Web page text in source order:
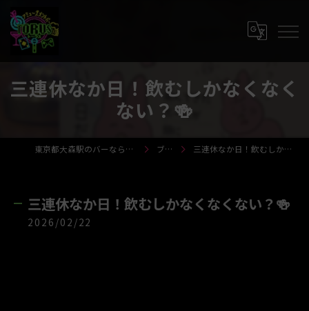
三連休なか日！飲むしかなくなく
ない？🍻
東京都大森駅のバーならTORUS-トーラス- ブログ 三連休なか日！飲むしかなくなくない？🍻
三連休なか日！飲むしかなくなくない？🍻
2026/02/22